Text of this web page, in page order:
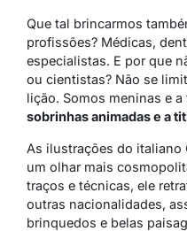
Que tal brincarmos
profissões? Médicas,
especialistas. E por que
ou cientistas? Não se
lição. Somos meninas e
sobrinhas animadas e a
As ilustrações do
um olhar mais
traços e técnicas, ele
outras nacionalidades,
brinquedos e belas